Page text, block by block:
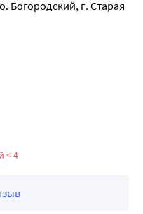
Богородский, г. Старая
< 4